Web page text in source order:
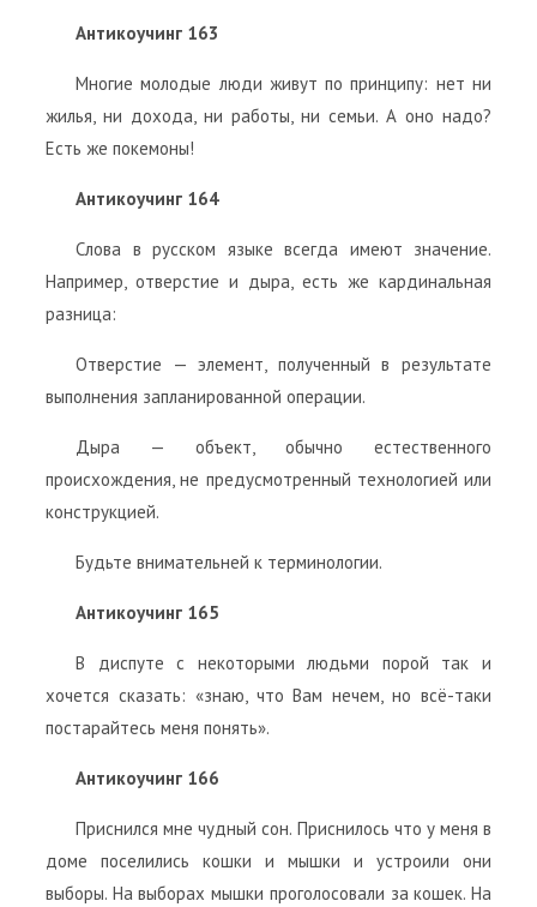
Антикоучинг 163
Многие молодые люди живут по принципу: нет ни
жилья, ни дохода, ни работы, ни семьи. А оно надо?
Есть же покемоны!
Антикоучинг 164
Слова в русском языке всегда имеют значение.
Например, отверстие и дыра, есть же кардинальная
разница:
Отверстие — элемент, полученный в результате
выполнения запланированной операции.
Дыра — объект, обычно естественного
происхождения, не предусмотренный технологией или
конструкцией.
Будьте внимательней к терминологии.
Антикоучинг 165
В диспуте с некоторыми людьми порой так и
хочется сказать: «знаю, что Вам нечем, но всё-таки
постарайтесь меня понять».
Антикоучинг 166
Приснился мне чудный сон. Приснилось что у меня в
доме поселились кошки и мышки и устроили они
выборы. На выборах мышки проголосовали за кошек. На